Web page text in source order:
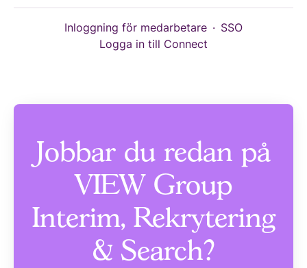
Inloggning för medarbetare · SSO
Logga in till Connect
Jobbar du redan på
VIEW Group
Interim, Rekrytering
& Search?